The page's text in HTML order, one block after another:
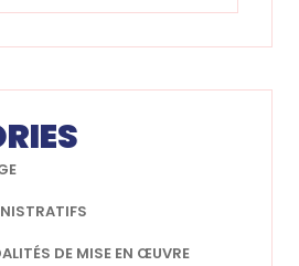
DE MISE EN ŒUVRE